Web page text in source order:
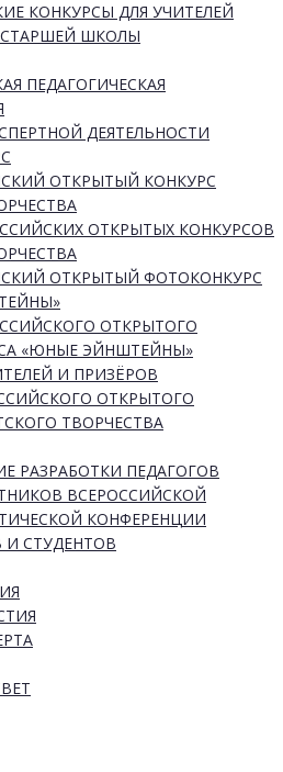
КОНКУРСЫ ДЛЯ УЧИТЕЛЕЙ
ШКОЛЫ
ПЕДАГОГИЧЕСКАЯ
ДЕЯТЕЛЬНОСТИ
ОТКРЫТЫЙ КОНКУРС
ОТКРЫТЫХ КОНКУРСОВ
ОТКРЫТЫЙ ФОТОКОНКУРС
ОТКРЫТОГО
«ЮНЫЕ ЭЙНШТЕЙНЫ»
И ПРИЗЁРОВ
ОТКРЫТОГО
ТВОРЧЕСТВА
РАЗРАБОТКИ ПЕДАГОГОВ
ВСЕРОССИЙСКОЙ
КОНФЕРЕНЦИИ
СТУДЕНТОВ